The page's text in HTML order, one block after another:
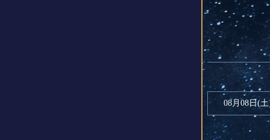
08月08日(土